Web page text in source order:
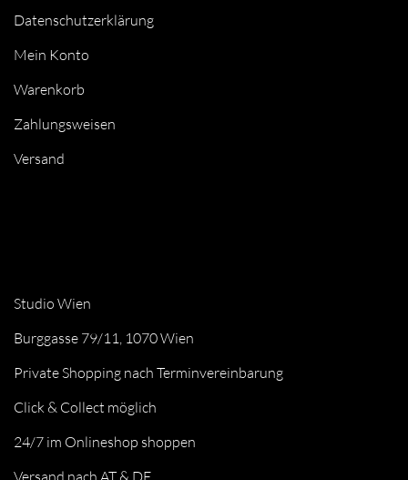
Datenschutzerklärung
Mein Konto
Warenkorb
Zahlungsweisen
Versand
Studio Wien
Burggasse 79/11, 1070 Wien
Private Shopping nach Terminvereinbarung
Click & Collect möglich
24/7 im Onlineshop shoppen